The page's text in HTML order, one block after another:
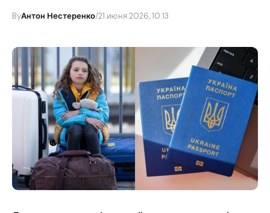
ByАнтон Нестеренко/21 июня 2026, 10:13